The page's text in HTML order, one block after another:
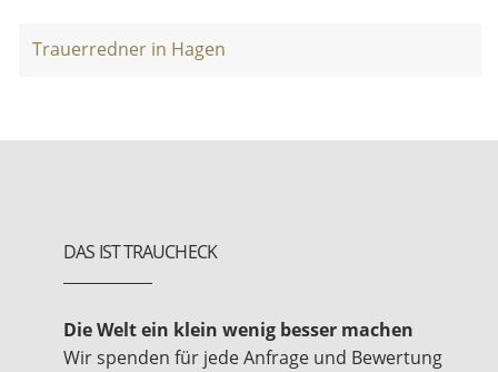
Trauerredner in Hagen
DAS IST TRAUCHECK
Die Welt ein klein wenig besser machen
Wir spenden für jede Anfrage und Bewertung